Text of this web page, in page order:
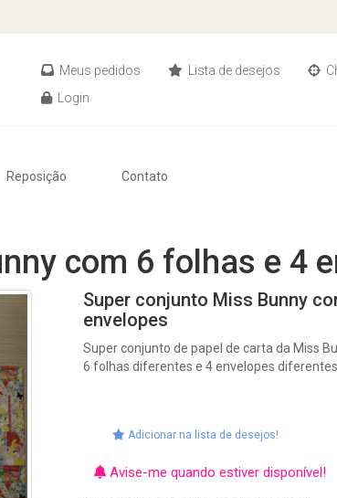
Meus pedidos Lista de desejos
Login
Reposição Contato
com 6 folhas e 4
Super conjunto Miss Bunny
envelopes
Super conjunto de papel de carta da Miss
6 folhas diferentes e 4 envelopes diferentes.
Adicionar na lista de desejos!
Avise-me quando estiver disponível!